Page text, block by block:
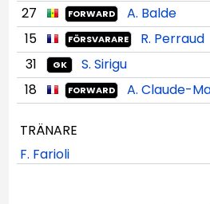
27 FORWARD
A. Balde
15
FÖRSVARARE
R. Perraud
31
GK
S. Sirigu
18
FORWARD A. Claude-
TRÄNARE
F. Farioli